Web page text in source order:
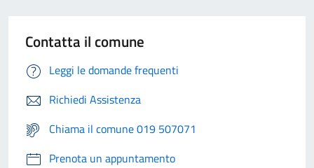
Contatta il comune
Leggi le domande frequenti
Richiedi Assistenza
Chiama il comune 019 507071
Prenota un appuntamento